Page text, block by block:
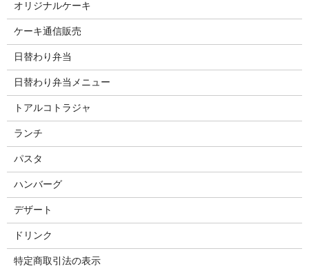
オリジナルケーキ
ケーキ通信販売
日替わり弁当
日替わり弁当メニュー
トアルコトラジャ
ランチ
パスタ
ハンバーグ
デザート
ドリンク
特定商取引法の表示